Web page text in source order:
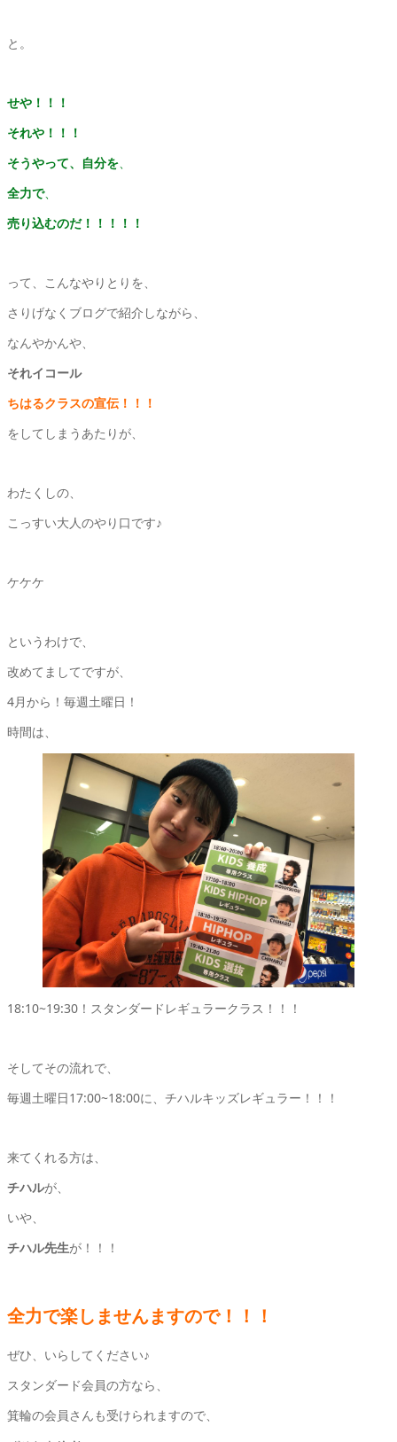
と。
せや！！！
それや！！！
そうやって、自分を、
全力で、
売り込むのだ！！！！！
って、こんなやりとりを、
さりげなくブログで紹介しながら、
なんやかんや、
それイコール
ちはるクラスの宣伝！！！
をしてしまうあたりが、
わたくしの、
こっすい大人のやり口です♪
ケケケ
というわけで、
改めてましてですが、
4月から！毎週土曜日！
時間は、
18:10~19:30！スタンダードレギュラークラス！！！
そしてその流れで、
毎週土曜日17:00~18:00に、チハルキッズレギュラー！！！
来てくれる方は、
チハルが、
いや、
チハル先生が！！！
全力で楽しませんますので！！！
ぜひ、いらしてください♪
スタンダード会員の方なら、
箕輪の会員さんも受けられますので、